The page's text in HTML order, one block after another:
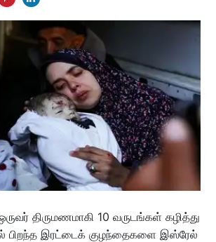
திருமணமாகி 10 வருடங்கள் கழித்து
பிறந்த இரட்டைக் குழந்தைகளை இஸ்ரேல்